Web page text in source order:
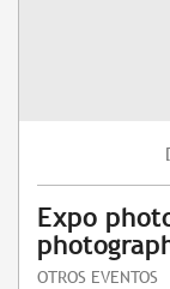
Expo
OTROS EVENTOS